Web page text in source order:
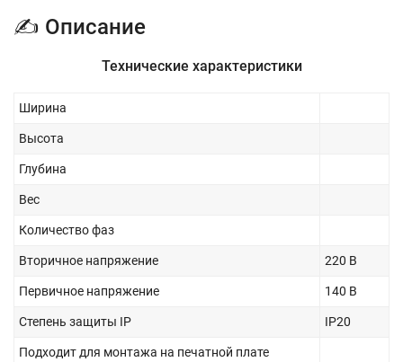
✍ Описание
Технические характеристики
Ширина
Высота
Глубина
Вес
Количество фаз
Вторичное напряжение 220 В
Первичное напряжение 140 В
Степень защиты IP IP20
Подходит для монтажа на печатной плате